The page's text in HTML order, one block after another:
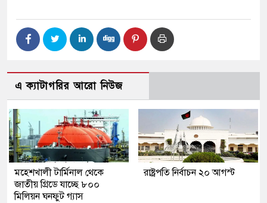
এ ক্যাটাগরির আরো নিউজ
মহেশখালী টার্মিনাল থেকে
জাতীয় গ্রিডে যাচ্ছে ৮০০
মিলিয়ন ঘনফুট গ্যাস
রাষ্ট্রপতি নির্বাচন ২০ আগস্ট